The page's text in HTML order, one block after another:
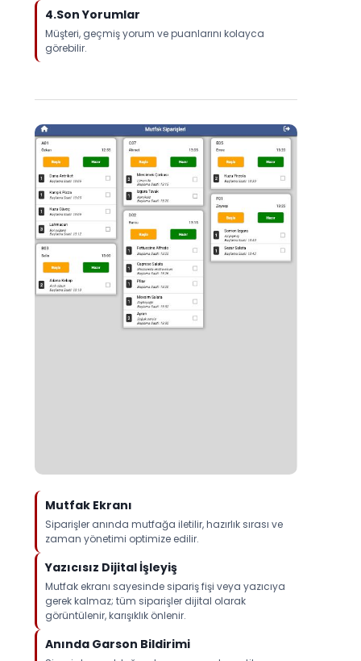
4.Son Yorumlar
Müşteri, geçmiş yorum ve puanlarını kolayca
görebilir.
Mutfak Ekranı
Siparişler anında mutfağa iletilir, hazırlık sırası ve
zaman yönetimi optimize edilir.
Yazıcısız Dijital İşleyiş
Mutfak ekranı sayesinde sipariş fişi veya yazıcıya
gerek kalmaz; tüm siparişler dijital olarak
görüntülenir, karışıklık önlenir.
Anında Garson Bildirimi